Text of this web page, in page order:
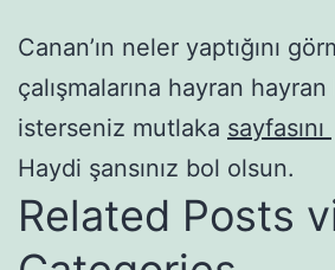
Canan’ın neler yaptığını
çalışmalarına hayran
isterseniz mutlaka sayfasını
Haydi şansınız bol olsun.
Related Posts